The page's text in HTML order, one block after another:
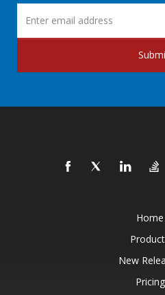
Home
New
Pricing